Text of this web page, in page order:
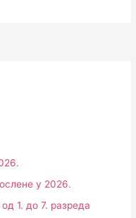
у 2026.
1. до 7. разреда